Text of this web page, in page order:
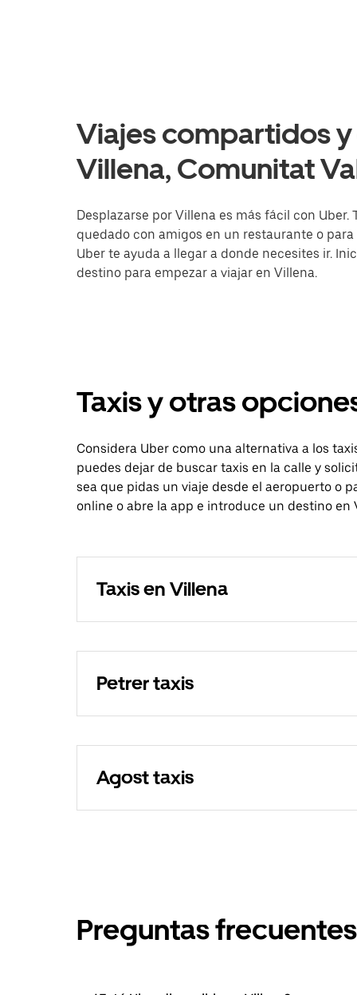
Viajes compartidos
Villena, Comunitat
Desplazarse por Villena es más fácil con
quedado con amigos en un restaurante o
Uber te ayuda a llegar a donde necesites ir.
destino para empezar a viajar en Villena.
Taxis y otras
Considera Uber como una alternativa a los
puedes dejar de buscar taxis en la calle y
sea que pidas un viaje desde el aeropuerto o
online o abre la app e introduce un destino en
Taxis en Villena
Petrer taxis
Agost taxis
Preguntas frecuentes